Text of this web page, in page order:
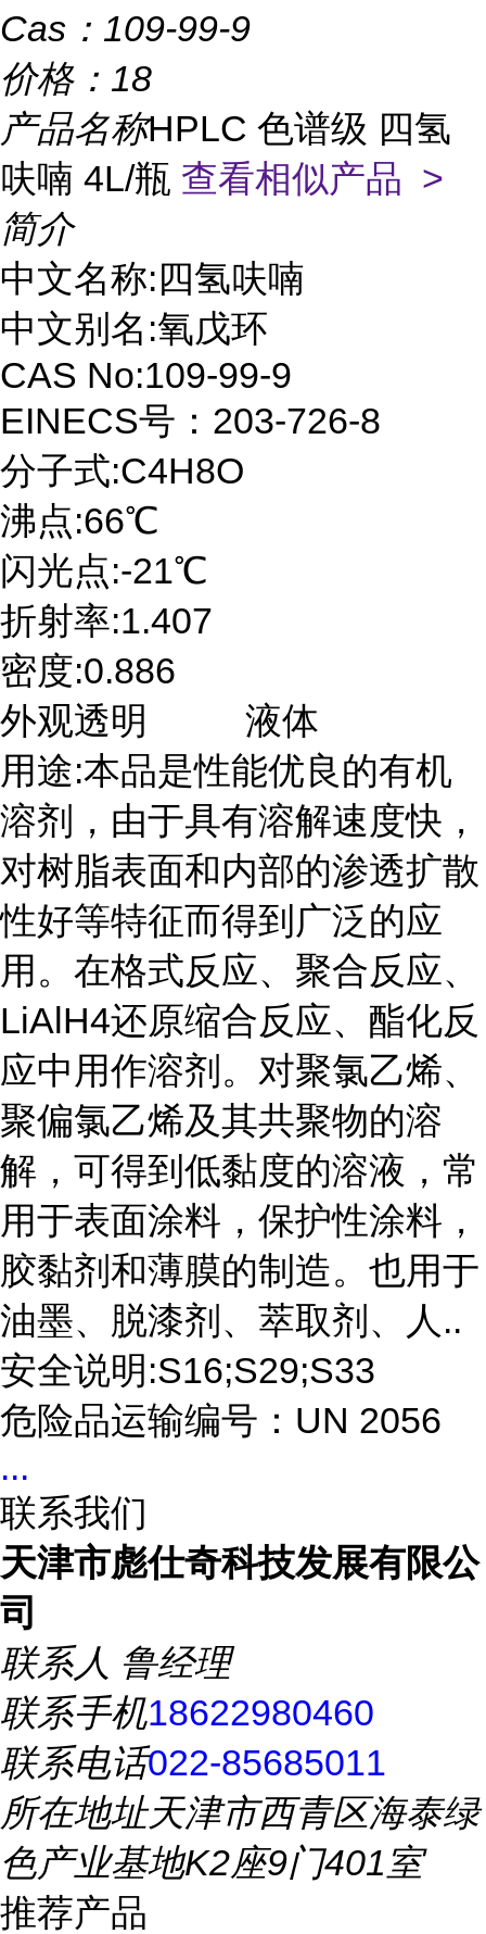
Cas： 109-99-9
价格： 18
产品名称HPLC 色谱级 四氢
呋喃 4L/瓶 查看相似产品 >
简介
中文名称:四氢呋喃
中文别名:氧戊环
CAS No:109-99-9
EINECS号：203-726-8
分子式:C4H8O
沸点:66℃
闪光点:-21℃
折射率:1.407
密度:0.886
外观透明 液体
用途:本品是性能优良的有机
溶剂，由于具有溶解速度快，
对树脂表面和内部的渗透扩散
性好等特征而得到广泛的应
用。在格式反应、聚合反应、
LiAlH4还原缩合反应、酯化反
应中用作溶剂。对聚氯乙烯、
聚偏氯乙烯及其共聚物的溶
解，可得到低黏度的溶液，常
用于表面涂料，保护性涂料，
胶黏剂和薄膜的制造。也用于
油墨、脱漆剂、萃取剂、人..
安全说明:S16;S29;S33
危险品运输编号：UN 2056
...
联系我们
天津市彪仕奇科技发展有限公
司
联系人 鲁经理
联系手机18622980460
联系电话022-85685011
所在地址天津市西青区海泰绿
色产业基地K2座9门401室
推荐产品